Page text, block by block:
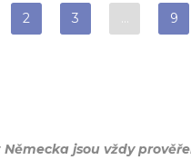
2 3 … 9
jsou vždy